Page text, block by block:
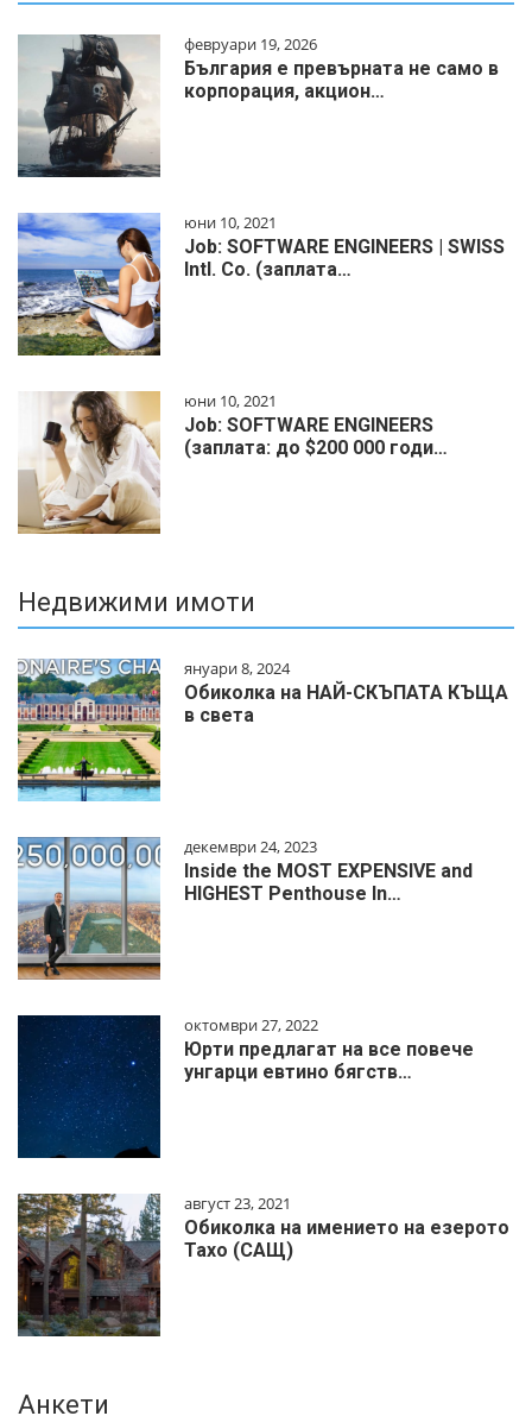
февруари 19, 2026
България е превърната не само в
корпорация, акцион…
юни 10, 2021
Job: SOFTWARE ENGINEERS | SWISS
Intl. Co. (заплата…
юни 10, 2021
Job: SOFTWARE ENGINEERS
(заплата: до $200 000 годи…
Недвижими имоти
януари 8, 2024
Обиколка на НАЙ-СКЪПАТА КЪЩА
в света
декември 24, 2023
Inside the MOST EXPENSIVE and
HIGHEST Penthouse In…
октомври 27, 2022
Юрти предлагат на все повече
унгарци евтино бягств…
август 23, 2021
Обиколка на имението на езерото
Тахо (САЩ)
Анкети